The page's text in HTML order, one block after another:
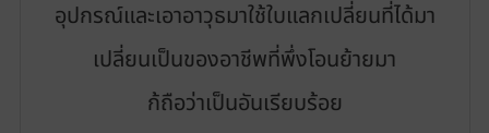
อุปกรณ์และเอาอาวุธมาใช้ใบแลกเปลี่ยนที่ได้มา
เปลี่ยนเป็นของอาชีพที่พึ่งโอนย้ายมา
ก้ถือว่าเป็นอันเรียบร้อย